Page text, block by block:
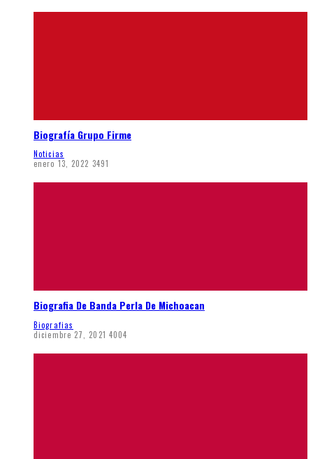
Biografía Grupo Firme
Noticias
enero 13, 2022 3491
Biografia De Banda Perla De Michoacan
Biografias
diciembre 27, 2021 4004